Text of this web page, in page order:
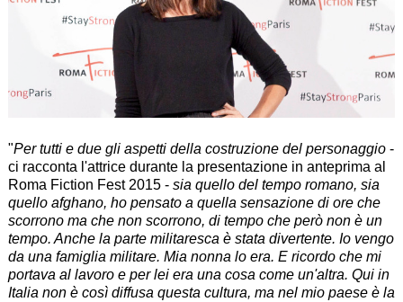
"Per tutti e due gli aspetti della costruzione del personaggio-
ci racconta l'attrice durante la presentazione in anteprima al
Roma Fiction Fest 2015 - sia quello del tempo romano, sia
quello afghano, ho pensato a quella sensazione di ore che
scorrono ma che non scorrono, di tempo che però non è un
tempo. Anche la parte militaresca è stata divertente. Io vengo
da una famiglia militare. Mia nonna lo era. E ricordo che mi
portava al lavoro e per lei era una cosa come un'altra. Qui in
Italia non è così diffusa questa cultura, ma nel mio paese è la